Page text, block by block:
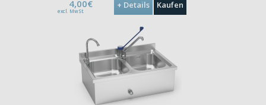
4,00€
excl. MwSt.
Kaufen
+ Details